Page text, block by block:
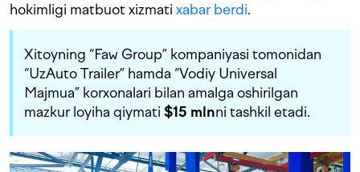
hokimligi matbuot xizmati xabar berdi.
Xitoyning “Faw Group” kompaniyasi tomonidan
“UzAuto Trailer” hamda “Vodiy Universal
Majmua” korxonalari bilan amalga oshirilgan
mazkur loyiha qiymati $15 mlnni tashkil etadi.